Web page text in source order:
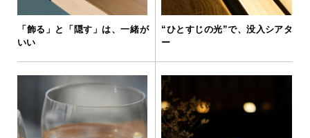
「飾る」と「隠す」は、一緒が
いい
“ひとすじの光”で、没入シアタ
ー